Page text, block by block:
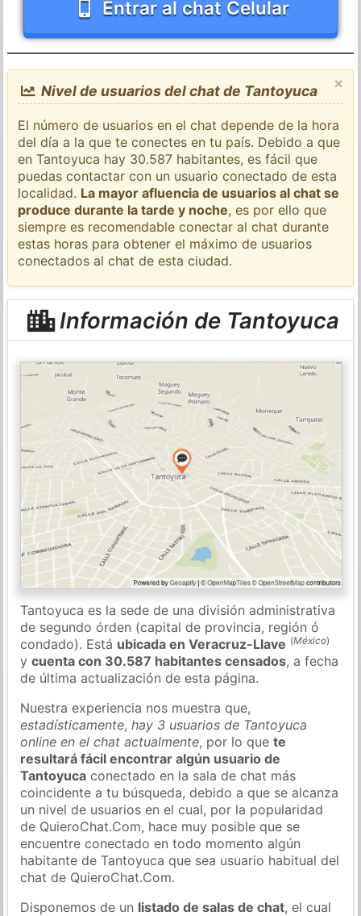
Entrar al chat Celular
×
Nivel de usuarios del chat de Tantoyuca
El número de usuarios en el chat depende de la hora
del día a la que te conectes en tu país. Debido a que
en Tantoyuca hay 30.587 habitantes, es fácil que
puedas contactar con un usuario conectado de esta
localidad. La mayor afluencia de usuarios al chat se
produce durante la tarde y noche, es por ello que
siempre es recomendable conectar al chat durante
estas horas para obtener el máximo de usuarios
conectados al chat de esta ciudad.
Información de Tantoyuca
Tantoyuca es la sede de una división administrativa
de segundo órden (capital de provincia, región ó
condado). Está ubicada en Veracruz-Llave (México)
ycuenta con 30.587 habitantes censados, a fecha
de última actualización de esta página.
Nuestra experiencia nos muestra que,
estadísticamente,hay 3 usuarios de Tantoyuca
online en el chat actualmente, por lo quete
resultará fácil encontrar algún usuario de
Tantoyuca conectado en la sala de chat más
coincidente a tu búsqueda, debido a que se alcanza
un nivel de usuarios en el cual, por la popularidad
de QuieroChat.Com, hace muy posible que se
encuentre conectado en todo momento algún
habitante de Tantoyuca que sea usuario habitual del
chat de QuieroChat.Com.
Disponemos de un listado de salas de chat, el cual